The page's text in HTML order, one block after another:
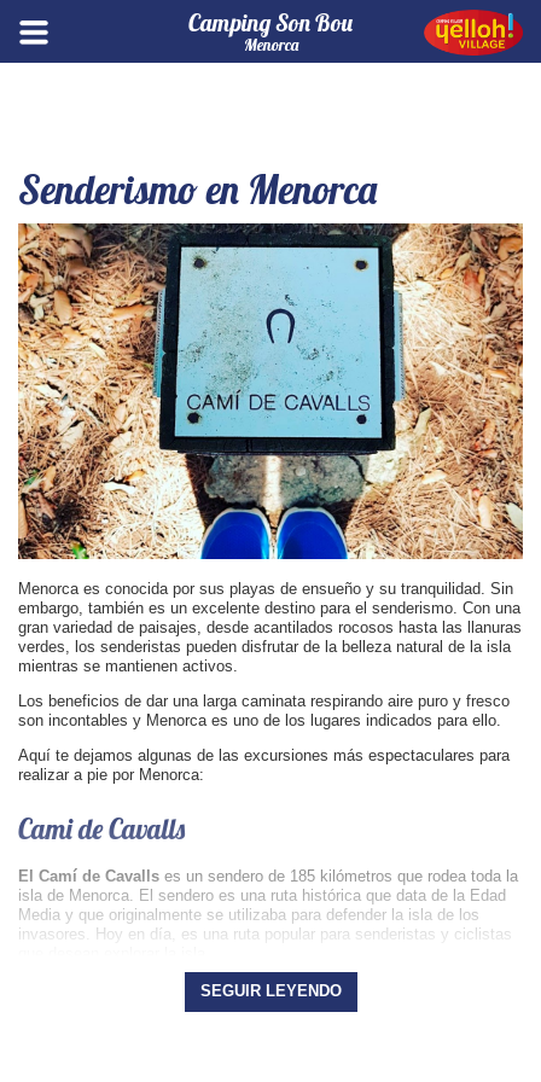
Camping Son Bou
Menorca
Senderismo en Menorca
Menorca es conocida por sus playas de ensueño y su tranquilidad. Sin
embargo, también es un excelente destino para el senderismo. Con una
gran variedad de paisajes, desde acantilados rocosos hasta las llanuras
verdes, los senderistas pueden disfrutar de la belleza natural de la isla
mientras se mantienen activos.
Los beneficios de dar una larga caminata respirando aire puro y fresco
son incontables y Menorca es uno de los lugares indicados para ello.
Aquí te dejamos algunas de las excursiones más espectaculares para
realizar a pie por Menorca:
Cami de Cavalls
El Camí de Cavalls es un sendero de 185 kilómetros que rodea toda la
isla de Menorca. El sendero es una ruta histórica que data de la Edad
Media y que originalmente se utilizaba para defender la isla de los
invasores. Hoy en día, es una ruta popular para senderistas y ciclistas
Está dividido en varios tramos, cada uno con diferentes grados de
dificultad. Algunos de los tramos más populares incluyen la ruta de Cala
SEGUIR LEYENDO